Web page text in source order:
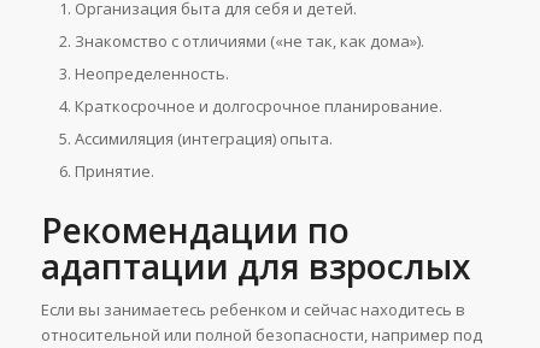
Организация быта для себя и детей.
Знакомство с отличиями («не так, как дома»).
Неопределенность.
Краткосрочное и долгосрочное планирование.
Ассимиляция (интеграция) опыта.
Принятие.
Рекомендации по
адаптации для взрослых
Если вы занимаетесь ребенком и сейчас находитесь в
относительной или полной безопасности, например под